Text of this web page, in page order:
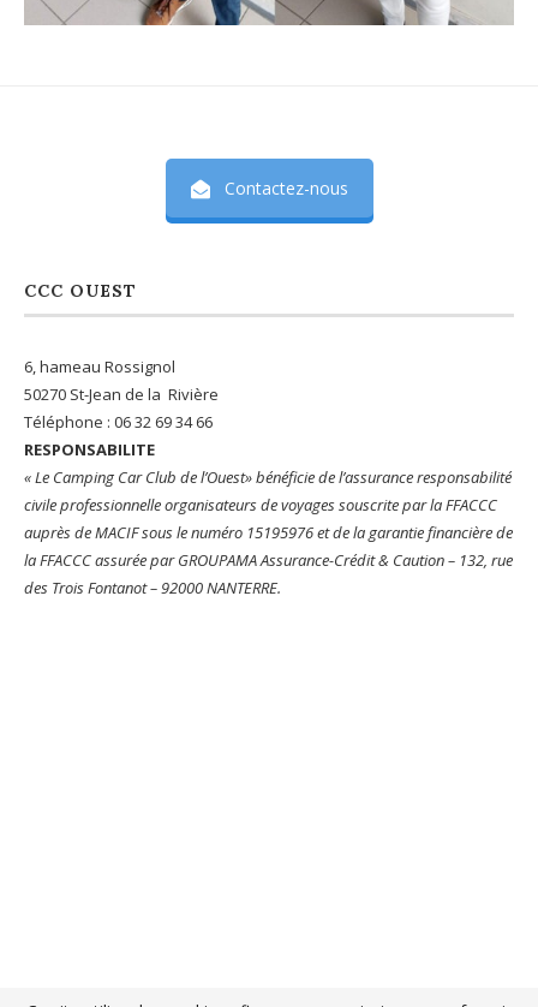
Contactez-nous
CCC OUEST
6, hameau Rossignol
50270 St-Jean de la Rivière
Téléphone : 06 32 69 34 66
RESPONSABILITE
« Le Camping Car Club de l’Ouest» bénéficie de l’assurance responsabilité
civile professionnelle organisateurs de voyages souscrite par la FFACCC
auprès de MACIF sous le numéro 15195976 et de la garantie financière de
la FFACCC assurée par GROUPAMA Assurance-Crédit & Caution – 132, rue
des Trois Fontanot – 92000 NANTERRE.